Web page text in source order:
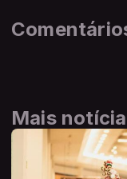
Mais